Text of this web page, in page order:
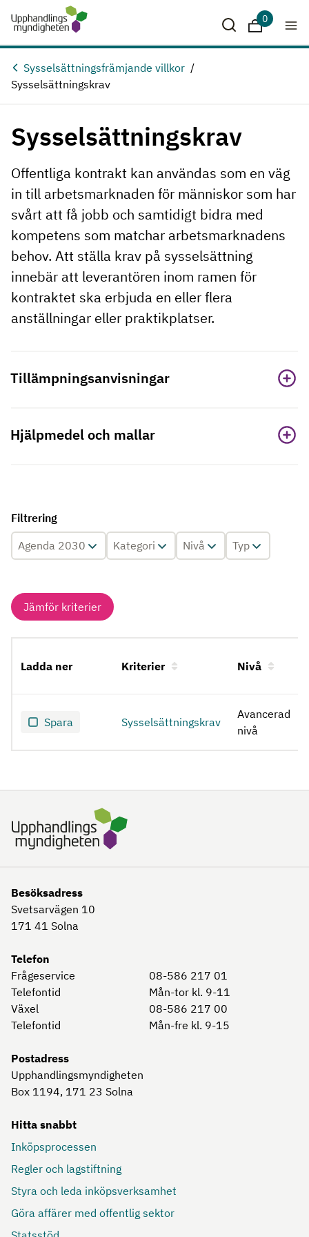
Hoppa till huvudinnehåll
Sparade
0
Sysselsättningsfrämjande villkor
Sysselsättningskrav
Sysselsättningskrav
Offentliga kontrakt kan användas som en väg
in till arbetsmarknaden för människor som har
svårt att få jobb och samtidigt bidra med
kompetens som matchar arbetsmarknadens
behov. Att ställa krav på sysselsättning
innebär att leverantören inom ramen för
kontraktet ska erbjuda en eller flera
anställningar eller praktikplatser.
Tillämpningsanvisningar
Hjälpmedel och mallar
Filtrering
Agenda 2030
Kategori Nivå Typ
Jämför kriterier
Ladda ner Kriterier Nivå
Spara Sysselsättningskrav
Avancerad
nivå
Besöksadress
Svetsarvägen 10
171 41 Solna
Telefon
Frågeservice
08-586 217 01
Telefontid
Mån-tor kl. 9-11
Växel
08-586 217 00
Telefontid
Mån-fre kl. 9-15
Postadress
Upphandlingsmyndigheten
Box 1194, 171 23 Solna
Hitta snabbt
Inköpsprocessen
Regler och lagstiftning
Styra och leda inköpsverksamhet
Göra affärer med offentlig sektor